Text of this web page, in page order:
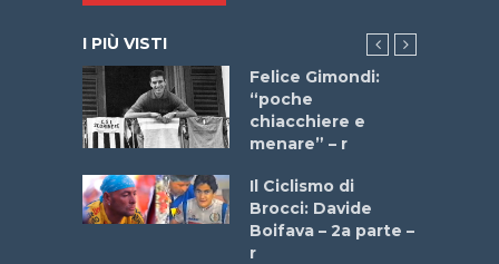
I PIÙ VISTI
Felice Gimondi:
“poche
chiacchiere e
menare” – r
Il Ciclismo di
Brocci: Davide
Boifava – 2a parte –
r